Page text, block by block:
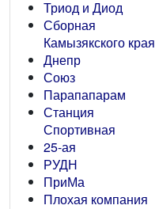
Триод и Диод
Сборная
Камызякского края
Днепр
Союз
Парапапарам
Станция
Спортивная
25-ая
РУДН
ПриМа
Плохая компания